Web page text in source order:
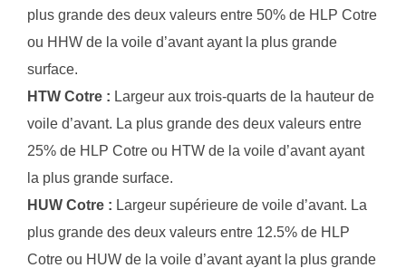
plus grande des deux valeurs entre 50% de HLP Cotre
ou HHW de la voile d’avant ayant la plus grande
surface.
HTW Cotre : Largeur aux trois-quarts de la hauteur de
voile d’avant. La plus grande des deux valeurs entre
25% de HLP Cotre ou HTW de la voile d’avant ayant
la plus grande surface.
HUW Cotre : Largeur supérieure de voile d’avant. La
plus grande des deux valeurs entre 12.5% de HLP
Cotre ou HUW de la voile d’avant ayant la plus grande